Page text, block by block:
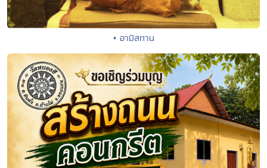
• อามิสทาน